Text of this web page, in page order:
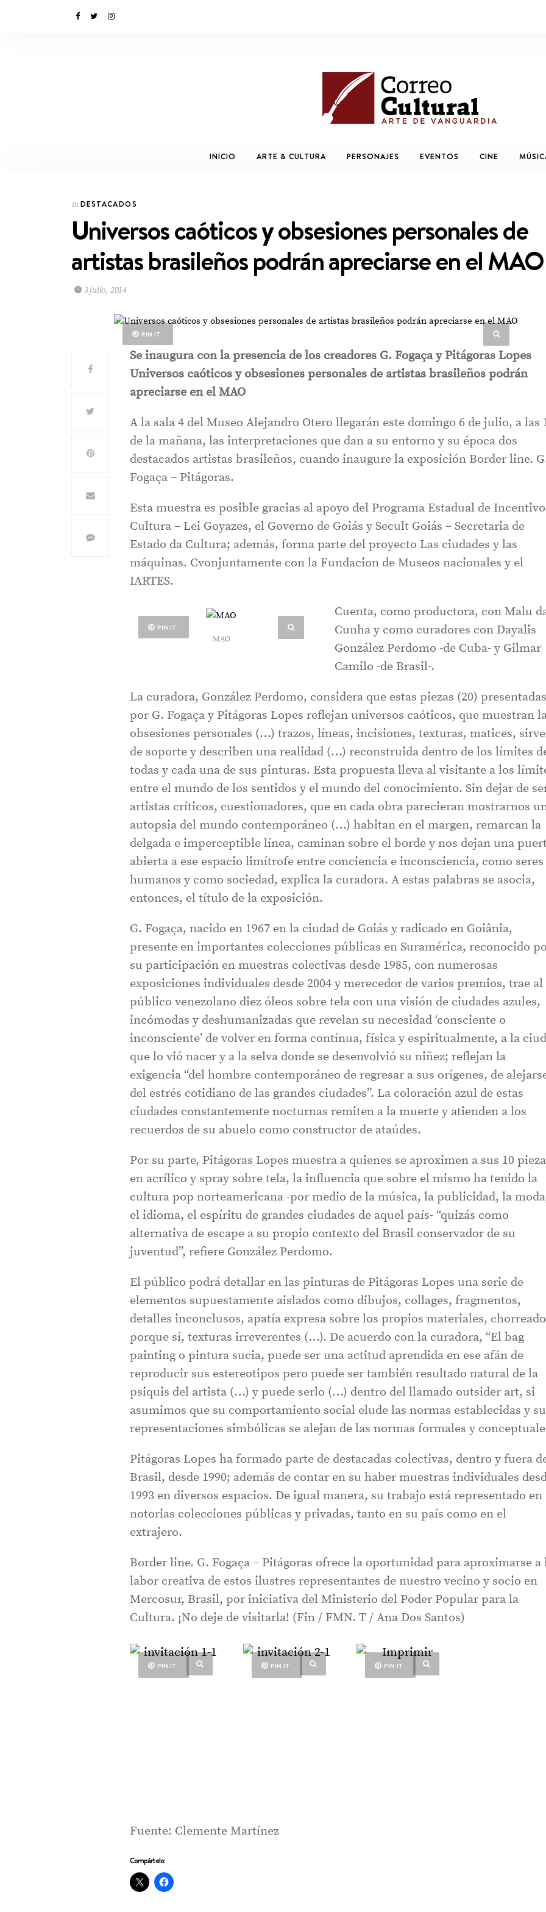
INICIO ARTE & CULTURA PERSONAJES EVENTOS CINE
In DESTACADOS
Universos caóticos y obsesiones personales de
artistas brasileños podrán apreciarse en el MAO
3 julio, 2014
PIN IT
Se inaugura con la presencia de los creadores G. Fogaça y Pitágoras Lopes
Universos caóticos y obsesiones personales de artistas brasileños podrán
apreciarse en el MAO
A la sala 4 del Museo Alejandro Otero llegarán este domingo 6 de julio, a las
de la mañana, las interpretaciones que dan a su entorno y su época dos
destacados artistas brasileños, cuando inaugure la exposición Border line.
Fogaça – Pitágoras.
Esta muestra es posible gracias al apoyo del Programa Estadual de
Cultura – Lei Goyazes, el Governo de Goiás y Secult Goiás – Secretaria de
Estado da Cultura; además, forma parte del proyecto Las ciudades y las
máquinas. Cvonjuntamente con la Fundacion de Museos nacionales y el
IARTES.
PIN IT
MAO
Cuenta, como productora, con Malu
Cunha y como curadores con Dayalis
González Perdomo -de Cuba- y Gilmar
Camilo -de Brasil-.
La curadora, González Perdomo, considera que estas piezas (20) presentadas
por G. Fogaça y Pitágoras Lopes reflejan universos caóticos, que muestran
obsesiones personales (…) trazos, líneas, incisiones, texturas, matices,
de soporte y describen una realidad (…) reconstruida dentro de los límites
todas y cada una de sus pinturas. Esta propuesta lleva al visitante a los
entre el mundo de los sentidos y el mundo del conocimiento. Sin dejar de
artistas críticos, cuestionadores, que en cada obra parecieran mostrarnos
autopsia del mundo contemporáneo (…) habitan en el margen, remarcan la
delgada e imperceptible línea, caminan sobre el borde y nos dejan una
abierta a ese espacio limítrofe entre conciencia e inconsciencia, como seres
humanos y como sociedad, explica la curadora. A estas palabras se asocia,
entonces, el título de la exposición.
G. Fogaça, nacido en 1967 en la ciudad de Goiás y radicado en Goiânia,
presente en importantes colecciones públicas en Suramérica, reconocido
su participación en muestras colectivas desde 1985, con numerosas
exposiciones individuales desde 2004 y merecedor de varios premios, trae al
público venezolano diez óleos sobre tela con una visión de ciudades azules,
incómodas y deshumanizadas que revelan su necesidad ‘consciente o
inconsciente’ de volver en forma contínua, física y espiritualmente, a la
que lo vió nacer y a la selva donde se desenvolvió su niñez; reflejan la
exigencia “del hombre contemporáneo de regresar a sus orígenes, de
del estrés cotidiano de las grandes ciudades”. La coloración azul de estas
ciudades constantemente nocturnas remiten a la muerte y atienden a los
recuerdos de su abuelo como constructor de ataúdes.
Por su parte, Pitágoras Lopes muestra a quienes se aproximen a sus 10
en acrílico y spray sobre tela, la influencia que sobre el mismo ha tenido la
cultura pop norteamericana -por medio de la música, la publicidad, la
el idioma, el espíritu de grandes ciudades de aquel país- “quizás como
alternativa de escape a su propio contexto del Brasil conservador de su
juventud”, refiere González Perdomo.
El público podrá detallar en las pinturas de Pitágoras Lopes una serie de
elementos supuestamente aislados como dibujos, collages, fragmentos,
detalles inconclusos, apatía expresa sobre los propios materiales,
porque sí, texturas irreverentes (…). De acuerdo con la curadora, “El bag
painting o pintura sucia, puede ser una actitud aprendida en ese afán de
reproducir sus estereotipos pero puede ser también resultado natural de la
psiquis del artista (…) y puede serlo (…) dentro del llamado outsider art, si
asumimos que su comportamiento social elude las normas establecidas y
representaciones simbólicas se alejan de las normas formales y
Pitágoras Lopes ha formado parte de destacadas colectivas, dentro y fuera
Brasil, desde 1990; además de contar en su haber muestras individuales
1993 en diversos espacios. De igual manera, su trabajo está representado en
notorias colecciones públicas y privadas, tanto en su país como en el
extrajero.
Border line. G. Fogaça – Pitágoras ofrece la oportunidad para aproximarse a
labor creativa de estos ilustres representantes de nuestro vecino y socio en
Mercosur, Brasil, por iniciativa del Ministerio del Poder Popular para la
Cultura. ¡No deje de visitarla! (Fin / FMN. T / Ana Dos Santos)
PIN IT PIN IT PIN IT
Fuente: Clemente Martínez
Compártelo: